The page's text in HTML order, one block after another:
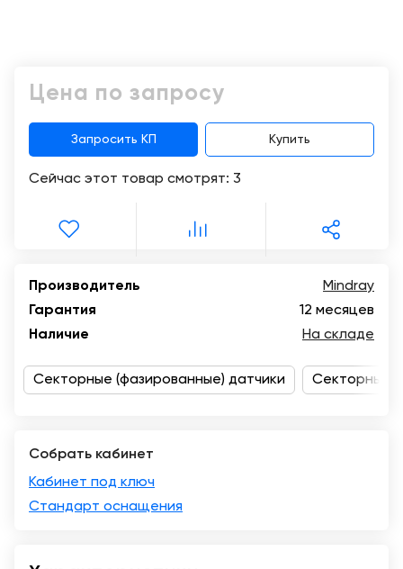
Карьера
товарах
Контакты
8
500-
90-
93
Цена по запросу
Запросить КП Купить
Сейчас этот товар смотрят: 3
Производитель
Mindray
Гарантия
12 месяцев
Наличие
На складе
Секторные (фазированные) датчики Секторные
Собрать кабинет
Кабинет под ключ
Стандарт оснащения